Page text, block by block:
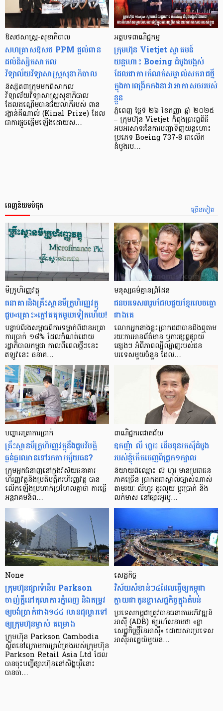
ឱសថសាស្រ្ត-សុខាភិបាល
សហគ្រាសឱសថ PPM ផ្តល់ពាន
ដល់និស្សិតសាកល
វិទ្យាល័យវិទ្យាសាស្រ្តសុខាភិបាល
និស្សិត៣ក្រុមមកពីសាកល
វិទ្យាល័យវិទ្យាសាស្រ្តសុខាភិបាល
ដែលដណ្តើមបានជ័យលាភីរបស់ ពាន
រង្វាន់គីណាល់ (Kinal Prize) ដែល
ជាការផ្តួចផ្តើមឡើងដោយស…
អត្ថបទពាណិជ្ជកម្ម
ក្រុមហ៊ុន Vietjet ស្វាគមន៍
យន្តហោះ Boeing ដំបូងបង្អស់
ដែលជាការកំណត់សម្គាល់សករាជថ្មី
ក្នុងការពង្រីកកងនាវាអាកាសចររបស់
ខ្លួន
ភ្នំពេញ ថ្ងៃទី ២៦ ខែកញ្ញា ឆ្នាំ ២០២៥
– ក្រុមហ៊ុន Vietjet កំពុងប្រារព្ធពិធី
អបអរសាទរនៃការបញ្ជាទិញយន្តហោះ
ប្រភេទ Boeing 737-8 ជាលើក
ដំបូងរប…
ច្រើនទៀត
ពេញនិយមបំផុត
មីក្រូ​ហិរញ្ញវត្ថុ
ធនាគារ​និង​គ្រឹះស្ថាន​មីក្រូ​ហិរញ្ញវត្ថុ​
ជួប«គ្រោះ»ក្តៅ​គគុក​មួយ​ទៀត​ហើយ!
បន្ទាប់​ពី​រង​សម្ពាធ​​ពី​ការ​ទម្លាក់​ពិដាន​អត្រា​
ការ​ប្រាក់ ១៨​% ដែល​កំណត់​ដោយ​
រដ្ឋាភិបាល​កម្ពុជា កាល​ពី​ពេល​ថ្មីៗ​នេះ
ឥឡូវ​នេះ ធនាគ…
មនុស្ស​ធម៌​គ្មាន​ព្រំដែន
ជន​បរទេស​៣​រូប​ដែល​ជួយ​ខ្មែរ​លេច​ធ្លោ​
ជាង​គេ
លោកអ្នក​នាង​ខ្លះ​ប្រាកដ​ជា​បាន​​ដឹង​ឮ​តាម​
រយៈ​ការ​អាន​ព័ត៌មាន ឬ​ការ​ផ្សព្វផ្សាយ​
ផ្សេងៗ អំពី​ភាព​ល្បីល្បាញ​របស់​ជន​
បរទេស​មួយ​ចំនួន ដែល…
បញ្ហា​អត្រា​ការប្រាក់
គ្រឹះស្ថាន​មីក្រូ​ហិរញ្ញវត្ថុ​នឹង​ជួប​វិបត្តិ​
ធ្ងន់ធ្ងរ​ឈាន​ទៅ​រក​ការ​ក្ស័យធន?
ក្រុម​អ្នក​ជំនាញ​នៅ​ក្នុង​វិស័យ​ធនាគារ
ហិរញ្ញវត្ថុ​និង​ប្រតិបត្តិករ​ហិរញ្ញ​វត្ថុ បាន​​
លើក​ឡើង​ប្រហាក់​ប្រហែល​គ្នា​ថា ការ​ធ្វើ​
អន្តរាគមន៍​ព…
ពាណិជ្ជករជោគជ័យ
ឧកញ៉ា លី ហួរ៖ ដើមទុនរកស៊ីដំបូង
របស់ខ្ញុំកើតចេញពីជ្រូក១ក្បាល
និយាយ​ពី​ឈ្មោះ លី ហួរ មាន​ប្រជាជន​
ភាគ​ច្រើន ប្រាកដ​ជា​ស្គាល់​ច្បាស់​ណាស់
តាមរយៈ លីហួរ ដូរ​លុយ ប្តូរ​បា្រក់ និង​
លក់​មាស នៅ​ផ្សារ​អូរ​ឫ…
None
ក្រុមហ៊ុនផ្សារទំនើប Parkson
ចាញ់ក្ដីនៅតុលាការភ្នំពេញ និងតម្រូវ
ឲ្យបង់ប្រាក់ជាង១៤៤ លានដុល្លារទៅ
ឲ្យក្រុមហ៊ុនម្ចាស់ គម្រោង
ក្រុមហ៊ុន Parkson Cambodia
ស្ថិតនៅក្រោមការគ្រប់គ្រងរបស់ក្រុមហ៊ុន
Parkson Retail Asia Ltd ដែល
បានចុះបញ្ចីផ្សារហ៊ុននៅសិង្ហបុរីនោះ
បានចា…
សេដ្ឋកិច្ច​
វិស័យ​សំខាន់ៗ​៤​ដែល​ធ្វើ​ឲ្យ​កម្ពុជា​
ក្លាយ​ជា​កូន​ខ្លា​សេដ្ឋកិច្ច​ក្នុង​តំបន់
ប្រទេស​កម្ពុជា​ត្រូវ​បាន​ធនាគារ​អភិវឌ្ឍន៍​
អាស៊ី (ADB) ឲ្យ​រហ័ស​នាមថា «ខ្លា​
សេដ្ឋកិច្ច​ថ្មី​នៃ​អាស៊ី» ដោយសារ​ប្រទេស​
អាស៊ី​អាគ្នេយ៍​មួយ​ន…